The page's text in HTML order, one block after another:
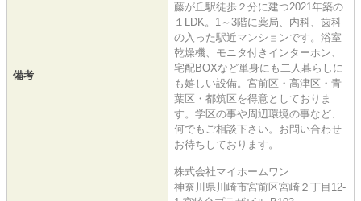
備考
藤が丘駅徒歩２分に建つ2021年築の
１LDK。1～3階に薬局、内科、歯科
の入った駅近マンションです。浴室
乾燥機、モニタ付きインターホン、
宅配BOXなど単身にも二人暮らしに
も嬉しい設備。宮前区・高津区・青
葉区・都筑区を得意としておりま
す。学区の事や周辺環境の事など、
何でもご相談下さい。お問い合わせ
お待ちしております。
株式会社マイホームワン
神奈川県川崎市宮前区宮崎２丁目12-